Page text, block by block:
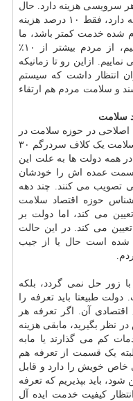
هر سرویسی هزینه دارد. حال
در حوزه سلامت می گوییم کسی که بیمه دارد، فقط ۱۰ درصد هزینه
شده خدمت کمتر باشد، ما
داریم از جیب پرسنل سوبسید می دهیم، از مردم بیشتر از ۱۰٪
ازاین رو تا زمانیکه
انتظار داشت که سیستم
و سلامت مردم هم ارتقاء
سلامت
اصلاحی در حوزه سلامت در
دولت آینده، اظهار داشت: ما در اقتصاد سلامت یک کلاف سردرگم ۳۰
در همه دولت ها به علت این
عمده اش را خودشان
تصویب می کنند. چند دهه
حوزه اقتصاد سلامت
ویزیت را ۱۰ تومان تعیین می کند، اما دولت بر
خود آنرا ۵ تومان تعیین می کند. در این حالت
شده است حال یا از جیب
زور حل نمی گردد، بلکه
طبیعتا باید تعرفه را
آن. اگر تعرفه هر
نظر بگیرید، مابقی هزینه
کم می گذارند یا مابه
یک قسمت از تعرفه هم
خاص خویش را دارد و قابل
باید بپذیریم که تعرفه
کیفیت خدمت ایده آل